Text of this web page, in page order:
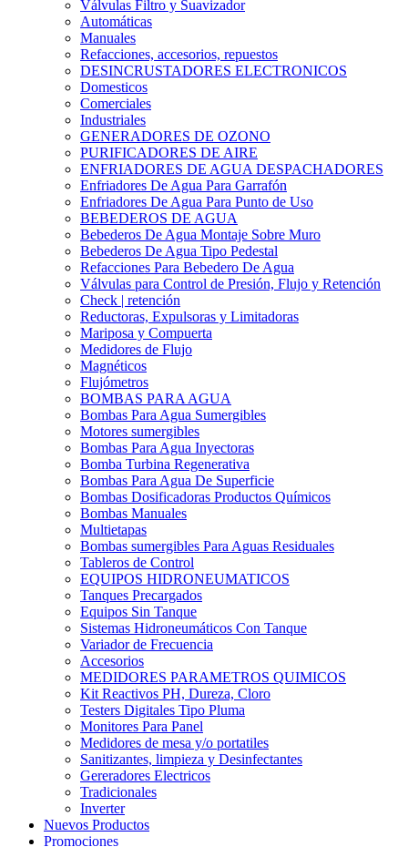
Válvulas Filtro y Suavizador
Automáticas
Manuales
Refacciones, accesorios, repuestos
DESINCRUSTADORES ELECTRONICOS
Domesticos
Comerciales
Industriales
GENERADORES DE OZONO
PURIFICADORES DE AIRE
ENFRIADORES DE AGUA DESPACHADORES
Enfriadores De Agua Para Garrafón
Enfriadores De Agua Para Punto de Uso
BEBEDEROS DE AGUA
Bebederos De Agua Montaje Sobre Muro
Bebederos De Agua Tipo Pedestal
Refacciones Para Bebedero De Agua
Válvulas para Control de Presión, Flujo y Retención
Check | retención
Reductoras, Expulsoras y Limitadoras
Mariposa y Compuerta
Medidores de Flujo
Magnéticos
Flujómetros
BOMBAS PARA AGUA
Bombas Para Agua Sumergibles
Motores sumergibles
Bombas Para Agua Inyectoras
Bomba Turbina Regenerativa
Bombas Para Agua De Superficie
Bombas Dosificadoras Productos Químicos
Bombas Manuales
Multietapas
Bombas sumergibles Para Aguas Residuales
Tableros de Control
EQUIPOS HIDRONEUMATICOS
Tanques Precargados
Equipos Sin Tanque
Sistemas Hidroneumáticos Con Tanque
Variador de Frecuencia
Accesorios
MEDIDORES PARAMETROS QUIMICOS
Kit Reactivos PH, Dureza, Cloro
Testers Digitales Tipo Pluma
Monitores Para Panel
Medidores de mesa y/o portatiles
Sanitizantes, limpieza y Desinfectantes
Gereradores Electricos
Tradicionales
Inverter
Nuevos Productos
Promociones